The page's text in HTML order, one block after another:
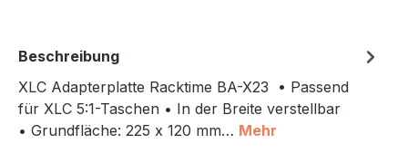
Beschreibung
XLC Adapterplatte Racktime BA-X23 • Passend
für XLC 5:1-Taschen • In der Breite verstellbar
• Grundfläche: 225 x 120 mm… Mehr